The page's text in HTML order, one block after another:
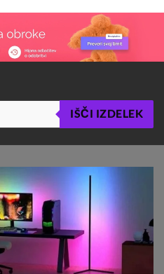
IŠČI IZDELEK